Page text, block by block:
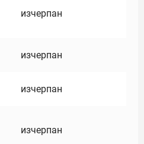
изчерпан
изчерпан
изчерпан
изчерпан